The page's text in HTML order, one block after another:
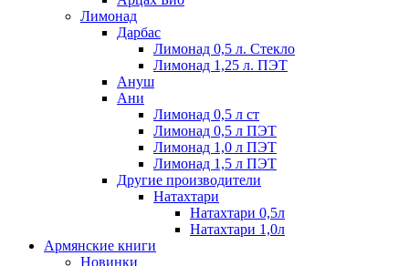
Лимонад
Дарбас
Лимонад 0,5 л. Стекло
Лимонад 1,25 л. ПЭТ
Ануш
Ани
Лимонад 0,5 л ст
Лимонад 0,5 л ПЭТ
Лимонад 1,0 л ПЭТ
Лимонад 1,5 л ПЭТ
Другие производители
Натахтари
Натахтари 0,5л
Натахтари 1,0л
Армянские книги
Новинки